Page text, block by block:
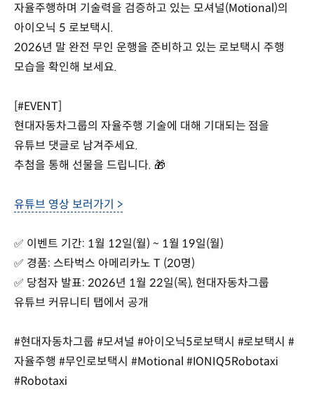
자율주행하며 기술력을 검증하고 있는 모셔널(Motional)의
아이오닉 5 로보택시.
2026년 말 완전 무인 운행을 준비하고 있는 로보택시 주행
모습을 확인해 보세요.
[#EVENT]
현대자동차그룹의 자율주행 기술에 대해 기대되는 점을
유튜브 댓글로 남겨주세요.
추첨을 통해 선물을 드립니다. 🎁
유튜브 영상 보러가기 >
✅ 이벤트 기간: 1월 12일(월) ~ 1월 19일(월)
✅ 경품: 스타벅스 아메리카노 T (20명)
✅ 당첨자 발표: 2026년 1월 22일(목), 현대자동차그룹
유튜브 커뮤니티 탭에서 공개
#현대자동차그룹 #모셔널 #아이오닉5로보택시 #로보택시 #
자율주행 #무인로보택시 #Motional #IONIQ5Robotaxi
#Robotaxi